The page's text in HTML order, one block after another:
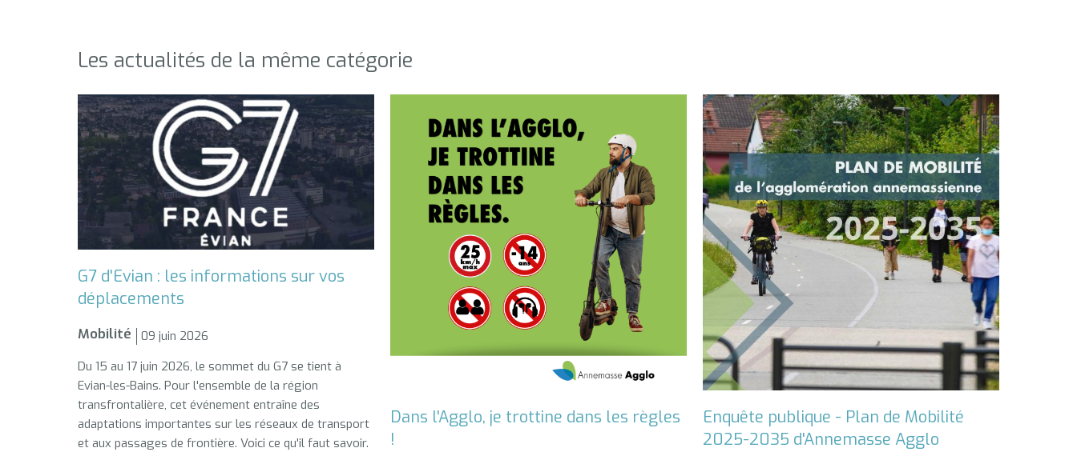
Les actualités de la même catégorie
G7 d'Evian : les informations sur vos
déplacements
Mobilité
09 juin 2026
Du 15 au 17 juin 2026, le sommet du G7 se tient à
Evian-les-Bains. Pour l'ensemble de la région
transfrontalière, cet événement entraîne des
adaptations importantes sur les réseaux de transport
et aux passages de frontière. Voici ce qu'il faut savoir.
Dans l'Agglo, je trottine dans les règles
!
Enquête publique - Plan de Mobilité
2025-2035 d'Annemasse Agglo